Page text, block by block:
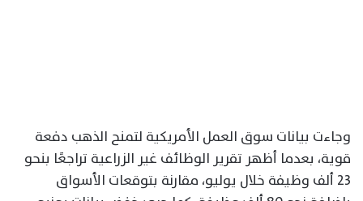
وجاءت بيانات سوق العمل الأمريكية لتمنح الذهب دفعة
قوية، بعدما أظهر تقرير الوظائف غير الزراعية تراجعًا بنحو
23 ألف وظيفة خلال يوليو، مقارنة بتوقعات الأسواق